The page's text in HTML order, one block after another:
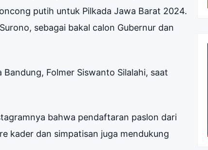
putih untuk Pilkada Jawa Barat 2024.
sebagai bakal calon Gubernur dan
Folmer Siswanto Silalahi, saat
bahwa pendaftaran paslon dari
kader dan simpatisan juga mendukung